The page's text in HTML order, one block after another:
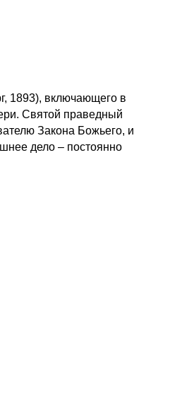
1893), включающего в
Святой праведный
Закона Божьего, и
дело – постоянно